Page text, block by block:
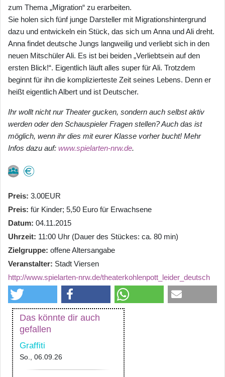
zum Thema „Migration“ zu erarbeiten.
Sie holen sich fünf junge Darsteller mit Migrationshintergrund
dazu und entwickeln ein Stück, das sich um Anna und Ali dreht.
Anna findet deutsche Jungs langweilig und verliebt sich in den
neuen Mitschüler Ali. Es ist bei beiden „Verliebtsein auf den
ersten Blick!“. Eigentlich läuft alles super für Ali. Trotzdem
beginnt für ihn die komplizierteste Zeit seines Lebens. Denn er
heißt eigentlich Albert und ist Deutscher.
Ihr wollt nicht nur Theater gucken, sondern auch selbst aktiv
werden oder den Schauspieler Fragen stellen? Auch das ist
möglich, wenn ihr dies mit eurer Klasse vorher bucht! Mehr
Infos dazu auf: www.spielarten-nrw.de.
Preis 3.00EUR
Preis für Kinder; 5,50 Euro für Erwachsene
Datum 04.11.2015
Uhrzeit 11:00 Uhr (Dauer des Stückes: ca. 80 min)
Zielgruppe offene Altersangabe
Veranstalter Stadt Viersen
http://www.spielarten-nrw.de/theaterkohlenpott_leider_deutsch
Das könnte dir auch
gefallen
Graffiti
So., 06.09.26